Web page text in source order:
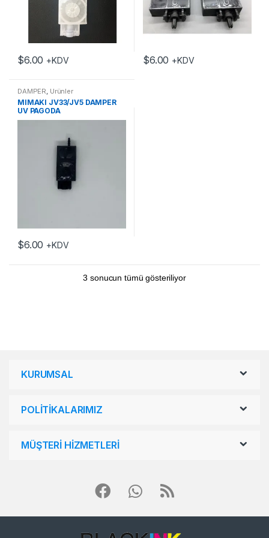
$6.00 +KDV $6.00 +KDV
DAMPER, Ürünler
MIMAKI JV33/JV5 DAMPER
UV PAGODA
$6.00 +KDV
3 sonucun tümü gösteriliyor
KURUMSAL
POLİTİKALARIMIZ
MÜŞTERİ HİZMETLERİ